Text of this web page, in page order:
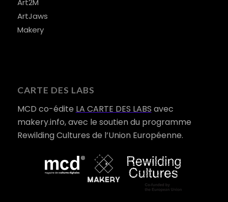
Art2M
ArtJaws
Makery
CARTE DES LABS
MCD co-édite LA CARTE DES LABS avec
makery.info, avec le soutien du programme
Rewilding Cultures de l’Union Européenne.